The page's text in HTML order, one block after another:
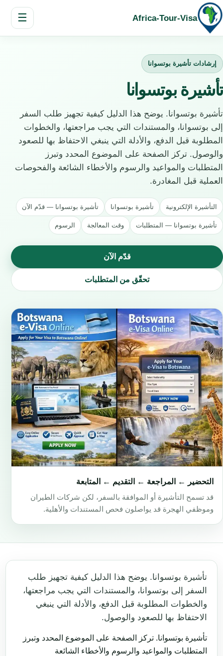
Africa-Tour-Visa
☰
إرشادات تأشيرة بوتسوانا
تأشيرة بوتسوانا
تأشيرة بوتسوانا. يوضح هذا الدليل كيفية تجهيز طلب السفر
إلى بوتسوانا، والمستندات التي يجب مراجعتها، والخطوات
المطلوبة قبل الدفع، والأدلة التي ينبغي الاحتفاظ بها للصعود
والوصول. تركز الصفحة على الموضوع المحدد وتبرز
المتطلبات والمواعيد والرسوم والأخطاء الشائعة والفحوصات
العملية قبل المغادرة.
التأشيرة الإلكترونية تأشيرة بوتسوانا تأشيرة بوتسوانا — قدّم الآن
تأشيرة بوتسوانا — المتطلبات وقت المعالجة الرسوم
قدّم الآن
تحقّق من المتطلبات
التحضير ← المراجعة ← التقديم ← المتابعة
قد تسمح التأشيرة أو الموافقة بالسفر، لكن شركات الطيران
وموظفي الهجرة قد يواصلون فحص المستندات والأهلية.
تأشيرة بوتسوانا. يوضح هذا الدليل كيفية تجهيز طلب
السفر إلى بوتسوانا، والمستندات التي يجب مراجعتها،
والخطوات المطلوبة قبل الدفع، والأدلة التي ينبغي
الاحتفاظ بها للصعود والوصول.
تأشيرة بوتسوانا. تركز الصفحة على الموضوع المحدد وتبرز
المتطلبات والمواعيد والرسوم والأخطاء الشائعة